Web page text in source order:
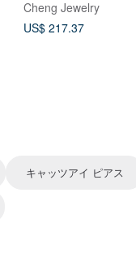
Cheng Jewelry
US$ 217.37
キャッツアイ ピアス